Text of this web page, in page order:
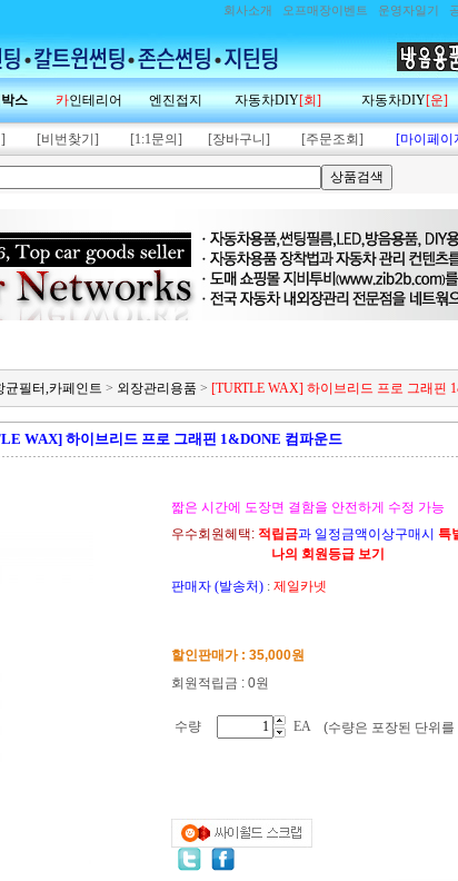
회사소개 오프매장이벤트 운영자일기
스 카인테리어 엔진접지 자동차DIY[회] 자동차DIY[운]
[비번찾기] [1:1문의] [장바구니] [주문조회] [마이페이
균필터,카페인트 > 외장관리용품 > [TURTLE WAX] 하이브리드 프로 그래핀
WAX] 하이브리드 프로 그래핀 1&DONE 컴파운드
짧은 시간에 도장면 결함을 안전하게 수정 가능
우수회원혜택: 적립금과 일정금액이상구매시 특
나의 회원등급 보기
판매자 (발송처) : 제일카넷
할인판매가 : 35,000원
회원적립금 : 0원
수량 EA (수량은 포장된 단위